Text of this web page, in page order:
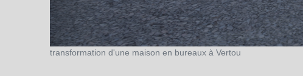
transformation d'une maison en bureaux à Vertou